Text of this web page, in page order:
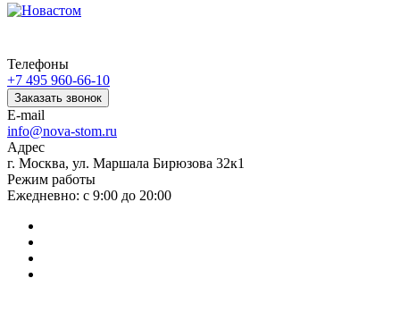
Телефоны
+7 495 960-66-10
Заказать звонок
E-mail
info@nova-stom.ru
Адрес
г. Москва, ул. Маршала Бирюзова 32к1
Режим работы
Ежедневно: с 9:00 до 20:00